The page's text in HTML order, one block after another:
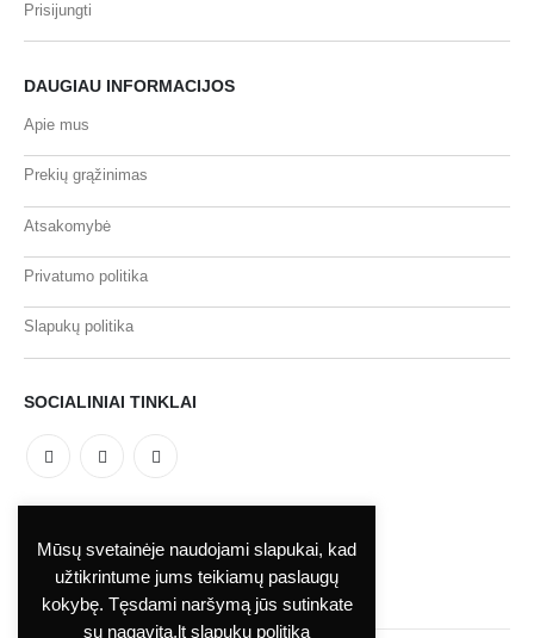
Prisijungti
DAUGIAU INFORMACIJOS
Apie mus
Prekių grąžinimas
Atsakomybė
Privatumo politika
Slapukų politika
SOCIALINIAI TINKLAI
Mūsų svetainėje naudojami slapukai, kad
užtikrintume jums teikiamų paslaugų
kokybę. Tęsdami naršymą jūs sutinkate
su nagavita.lt slapukų politika